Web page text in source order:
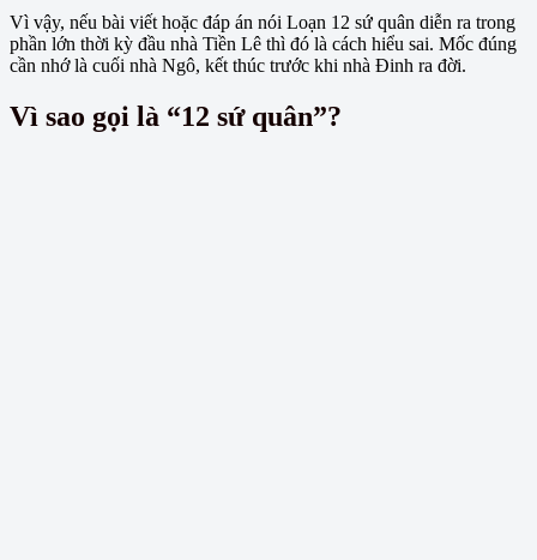
Vì vậy, nếu bài viết hoặc đáp án nói Loạn 12 sứ quân diễn ra trong
phần lớn thời kỳ đầu nhà Tiền Lê thì đó là cách hiểu sai. Mốc đúng
cần nhớ là cuối nhà Ngô, kết thúc trước khi nhà Đinh ra đời.
Vì sao gọi là “12 sứ quân”?